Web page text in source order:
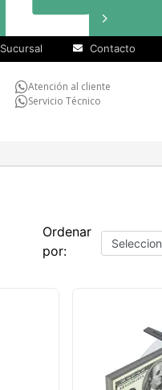
Sucursal Contacto
Atención al cliente
Servicio Técnico
Ordenar
por: